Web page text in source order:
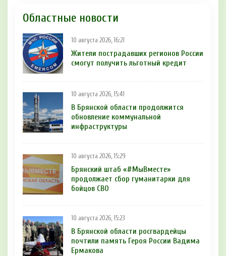
Областные новости
10 августа 2026, 16:21
Жители пострадавших регионов России
смогут получить льготный кредит
10 августа 2026, 15:41
В Брянской области продолжится
обновление коммунальной
инфраструктуры
10 августа 2026, 15:29
Брянский штаб «#МыВместе»
продолжает сбор гуманитарки для
бойцов СВО
10 августа 2026, 15:23
В Брянской области росгвардейцы
почтили память Героя России Вадима
Ермакова